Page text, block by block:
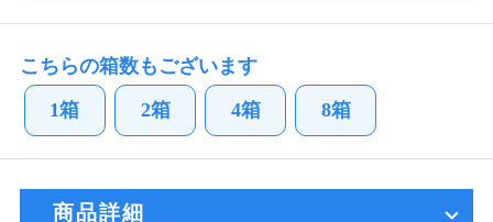
こちらの箱数もございます
1箱 2箱 4箱 8箱
商品詳細